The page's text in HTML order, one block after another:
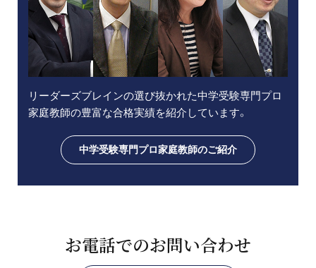
リーダーズブレインの選び抜かれた中学受験専門プロ
家庭教師の豊富な合格実績を紹介しています。
中学受験専門プロ家庭教師のご紹介
お電話でのお問い合わせ